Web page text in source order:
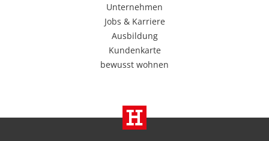
Unternehmen
Jobs & Karriere
Ausbildung
Kundenkarte
bewusst wohnen